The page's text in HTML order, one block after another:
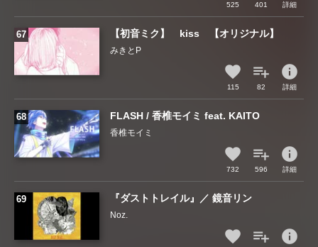
525 401 詳細
【初音ミク】 kiss 【オリジナル】
みきとP
115 82
info
詳細
FLASH / 香椎モイミ feat. KAITO
香椎モイミ
732 596
info
詳細
『ダストトレイル』／ 鏡音リン
Noz.
info